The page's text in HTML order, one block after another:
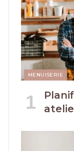
MENUISERIE